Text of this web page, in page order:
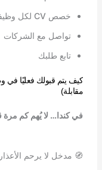
خصص CV لكل وظيفة
تواصل مع الشركات
تابع طلبك
كيف يتم قبولك فعليًا
مقابلة)
في كندا… لا يُهم كم
🧭 مدخل لا يرحم الأعذار